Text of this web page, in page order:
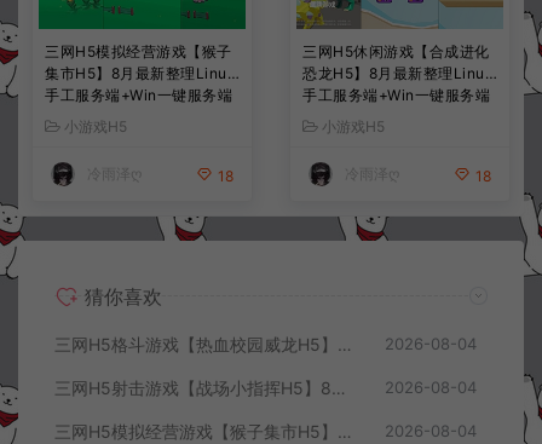
三网H5模拟经营游戏【猴子
集市H5】8月最新整理Linux
手工服务端+Win一键服务端
+解压即玩+简易安卓客户端
+详细搭建教程
小游戏H5
冷雨泽ღ 18
三网H5休闲游戏【合成进化
恐龙H5】8月最新整理Linux
手工服务端+Win一键服务端
+解压即玩+简易安卓客户端
+详细搭建教程
小游戏H5
冷雨泽ღ 18
猜你喜欢
三网H5格斗游戏【热血校园威龙H5】8月最新整理Linux手工服务端+Win一键服务端+解压即玩+简易安卓客户端+详细搭建教程 2026-08-04
三网H5射击游戏【战场小指挥H5】8月最新整理Linux手工服务端+Win一键服务端+解压即玩+简易安卓客户端+详细搭建教程 2026-08-04
三网H5模拟经营游戏【猴子集市H5】8月最新整理Linux手工服务端+Win一键服务端+解压即玩+简易安卓客户端+详细搭建教程 2026-08-04